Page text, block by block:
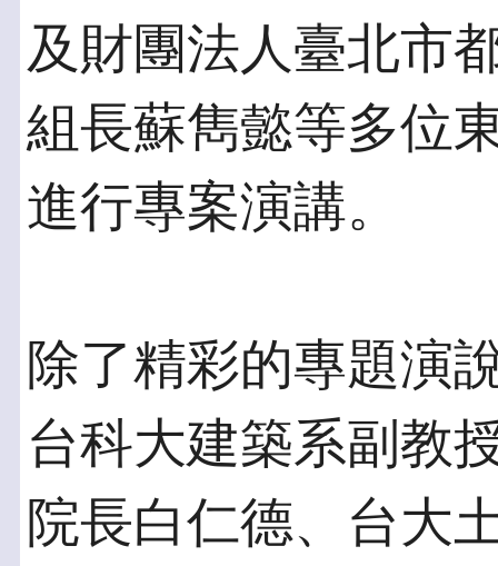
及財團法人臺北市
組長蘇雋懿等多位
進行專案演講。
除了精彩的專題演
台科大建築系副教
院長白仁德、台大